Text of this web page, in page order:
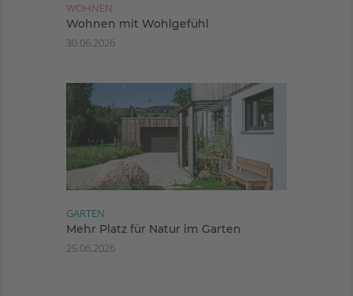
WOHNEN
Wohnen mit Wohlgefühl
30.06.2026
GARTEN
Mehr Platz für Natur im Garten
25.06.2026